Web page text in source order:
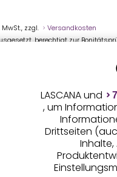
zzgl.
Versandkosten
berechtigt zur
LASCANA und
, um
Drittseiten